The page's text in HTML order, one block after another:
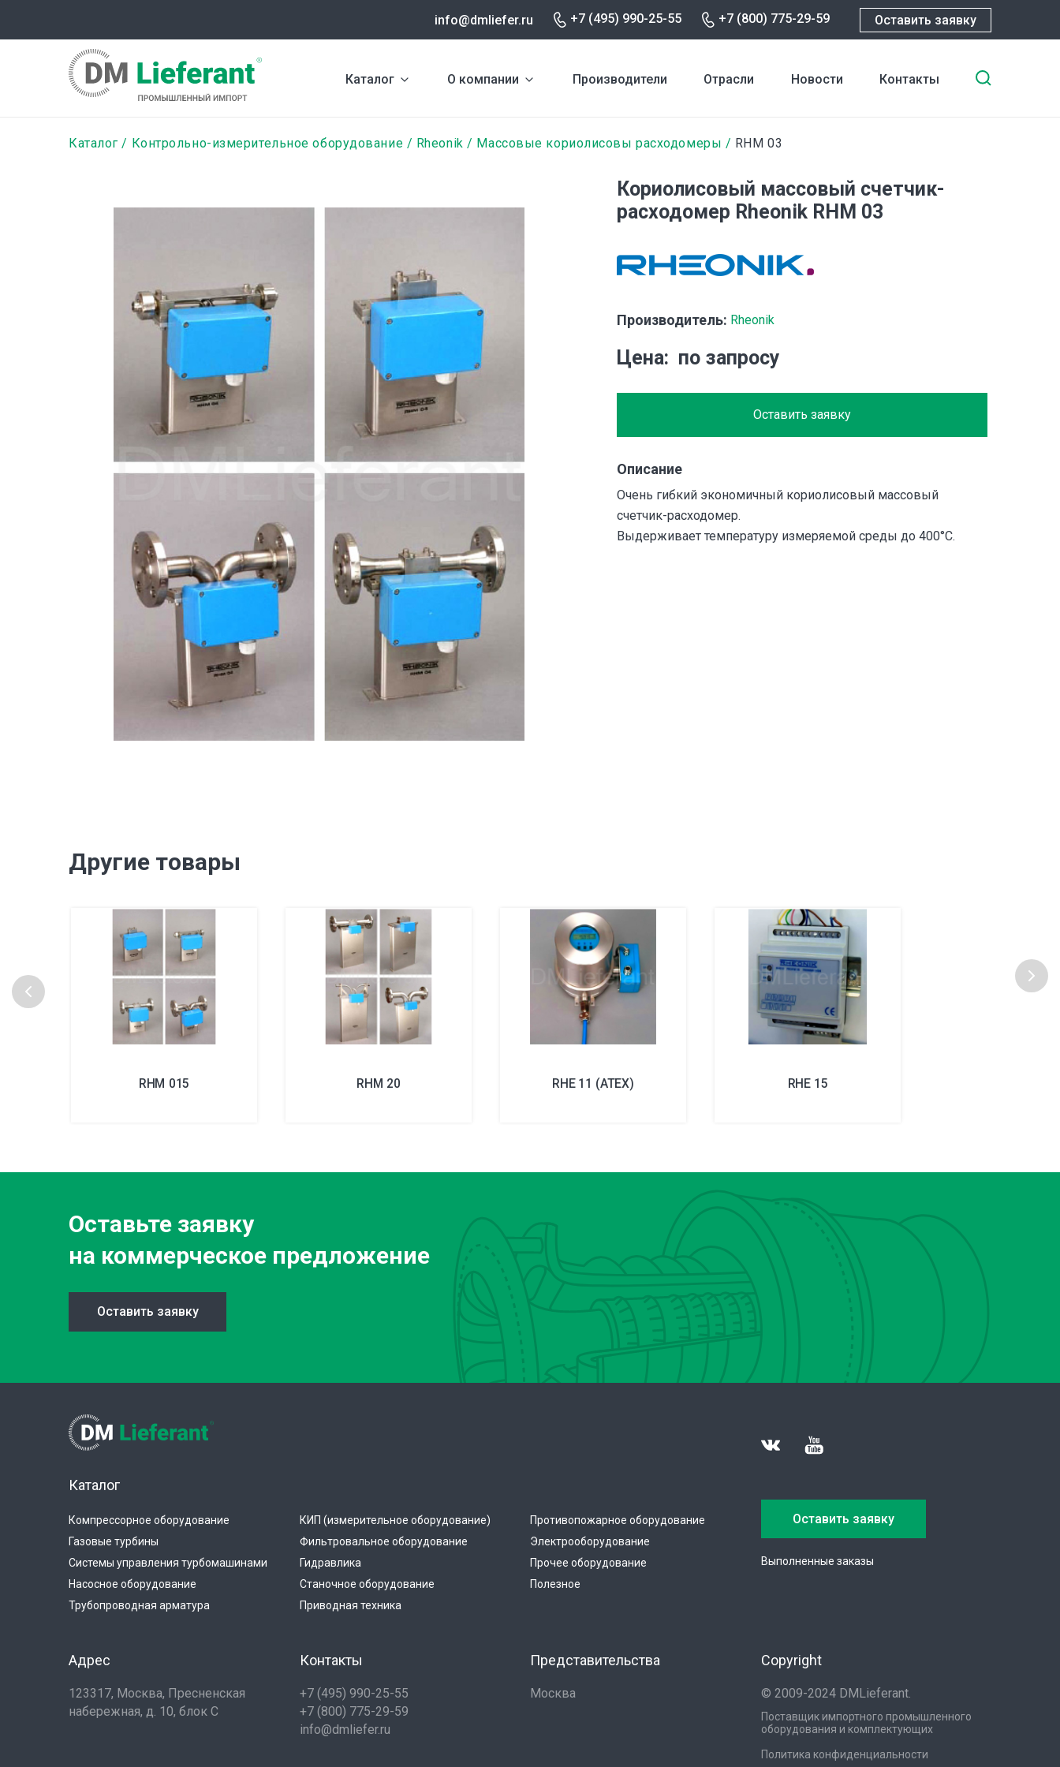
содержанию
info@dmliefer.ru +7 (495) 990-25-55 +7 (800) 775-29-59 Оставить заявку
Каталог О компании Производители Отрасли Новости Контакты
Строка
Каталог Контрольно-измерительное оборудование Rheonik Массовые кориолисовы расходомеры RHM 03
Кориолисовый массовый счетчик-
расходомер Rheonik RHM 03
Производитель: Rheonik
Цена по запросу
Оставить заявку
Описание
Очень гибкий экономичный кориолисовый массовый
счетчик-расходомер.
Выдерживает температуру измеряемой среды до 400°С.
Другие товары
RHM 015 RHM 20 RHE 11 (ATEX) RHE 15
Оставьте заявку
на коммерческое предложение
Оставить заявку
Каталог
Компрессорное оборудование
Газовые турбины
Системы управления турбомашинами
Насосное оборудование
Трубопроводная арматура
КИП (измерительное оборудование)
Фильтровальное оборудование
Гидравлика
Станочное оборудование
Приводная техника
Противопожарное оборудование
Электрооборудование
Прочее оборудование
Полезное
Оставить заявку
Выполненные заказы
Адрес
123317, Москва, Пресненская
набережная, д. 10, блок С
Контакты
+7 (495) 990-25-55
+7 (800) 775-29-59
info@dmliefer.ru
Представительства
Москва
Copyright
© 2009-2024 DMLieferant.
Поставщик импортного промышленного
оборудования и комплектующих
Политика конфиденциальности